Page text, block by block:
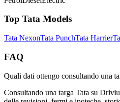
Top Tata Models
Tata NexonTata PunchTata Harrier
FAQ
Quali dati ottengo consultando una
Consultando una targa Tata su